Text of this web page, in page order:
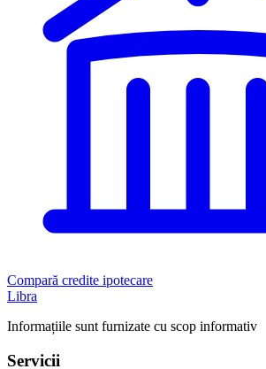
Compară credite ipotecare
Libra
Informațiile sunt furnizate cu scop informativ
Servicii